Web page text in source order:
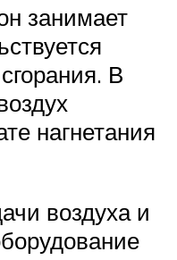
занимает
В
нагнетания
воздуха и